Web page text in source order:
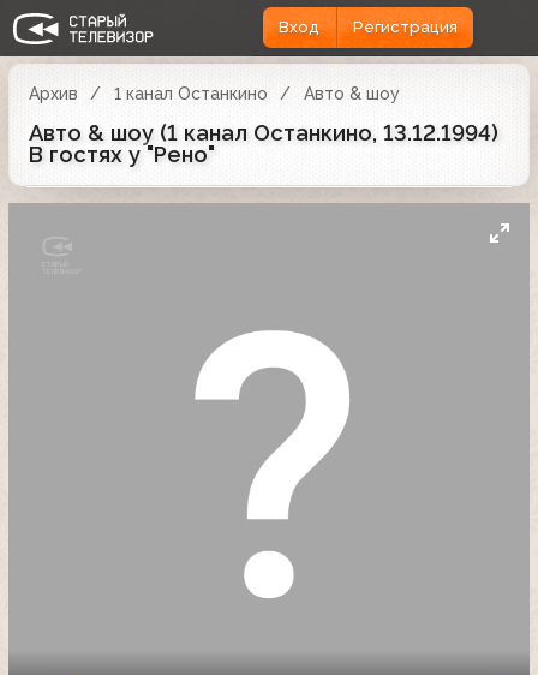
Вход Регистрация
Архив 1 канал Останкино Авто & шоу
Авто & шоу (1 канал Останкино, 13.12.1994)
В гостях у "Рено"